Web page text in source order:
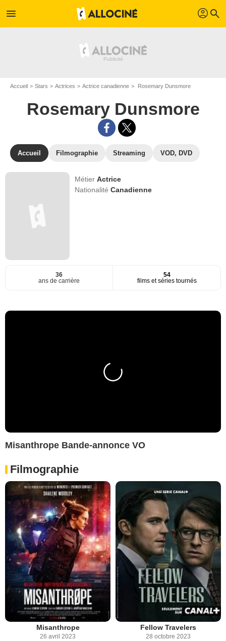
menu profil search
Accueil Stars Actrices Actrice canadienne Rosemary Dunsmore
Rosemary Dunsmore
Accueil Filmographie Streaming VOD, DVD
MétierActrice
NationalitéCanadienne
36
ans de carrière
54
films et séries tournés
Misanthrope Bande-annonce VO
Filmographie
Misanthrope
26 avril 2023
Fellow Travelers
28 octobre 2023